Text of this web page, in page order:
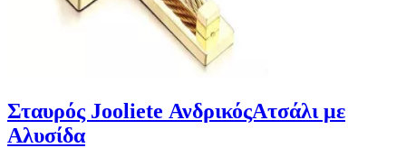
Σταυρός Jooliete ΑνδρικόςΑτσάλι με
Αλυσίδα